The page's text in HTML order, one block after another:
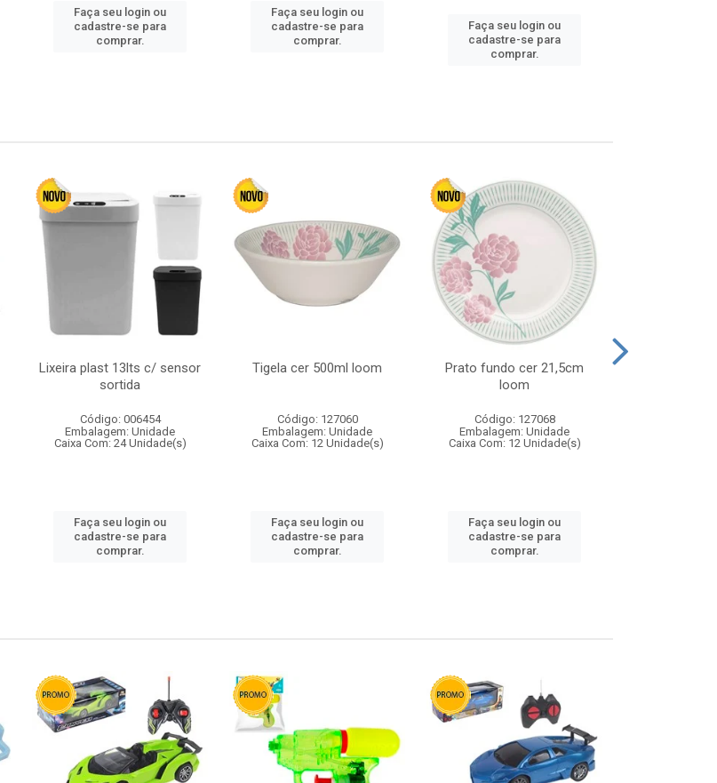
Faça seu login ou
cadastre-se para
comprar.
Faça seu login ou
cadastre-se para
comprar.
Faça seu login ou
cadastre-se para
comprar.
Lixeira plast 13lts c/ sensor
sortida
Código: 006454
Embalagem: Unidade
Caixa Com: 24 Unidade(s)
Faça seu login ou
cadastre-se para
comprar.
Tigela cer 500ml loom
Código: 127060
Embalagem: Unidade
Caixa Com: 12 Unidade(s)
Faça seu login ou
cadastre-se para
comprar.
Prato fundo cer 21,5cm
loom
Código: 127068
Embalagem: Unidade
Caixa Com: 12 Unidade(s)
Faça seu login ou
cadastre-se para
comprar.